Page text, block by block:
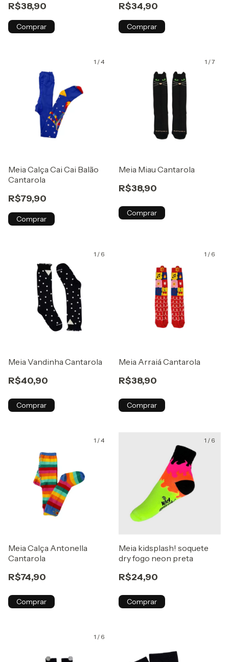
R$38,90
Comprar
R$34,90
Comprar
1 /4
Meia Calça Cai Cai Balão
Cantarola
R$79,90
Comprar
1 /7
Meia Miau Cantarola
R$38,90
Comprar
1 / 6
Meia Vandinha Cantarola
R$40,90
Comprar
1 / 6
Meia Arraiá Cantarola
R$38,90
Comprar
1 /4
Meia Calça Antonella
Cantarola
R$74,90
Comprar
1 / 6
Meia kidsplash! soquete
dry fogo neon preta
R$24,90
Comprar
1 / 6